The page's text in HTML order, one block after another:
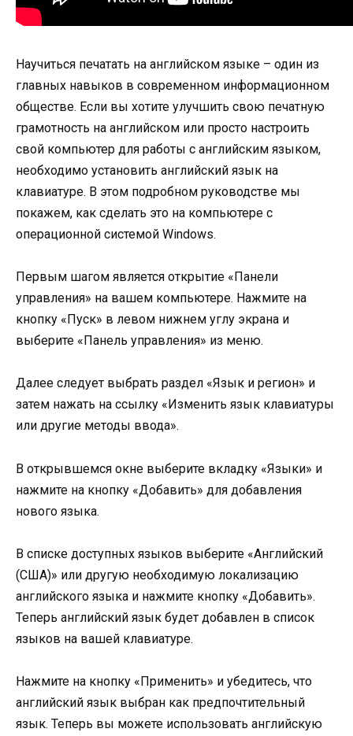
Научиться печатать на английском языке – один из
главных навыков в современном информационном
обществе. Если вы хотите улучшить свою печатную
грамотность на английском или просто настроить
свой компьютер для работы с английским языком,
необходимо установить английский язык на
клавиатуре. В этом подробном руководстве мы
покажем, как сделать это на компьютере с
операционной системой Windows.
Первым шагом является открытие «Панели
управления» на вашем компьютере. Нажмите на
кнопку «Пуск» в левом нижнем углу экрана и
выберите «Панель управления» из меню.
Далее следует выбрать раздел «Язык и регион» и
затем нажать на ссылку «Изменить язык клавиатуры
или другие методы ввода».
В открывшемся окне выберите вкладку «Языки» и
нажмите на кнопку «Добавить» для добавления
нового языка.
В списке доступных языков выберите «Английский
(США)» или другую необходимую локализацию
английского языка и нажмите кнопку «Добавить».
Теперь английский язык будет добавлен в список
языков на вашей клавиатуре.
Нажмите на кнопку «Применить» и убедитесь, что
английский язык выбран как предпочтительный
язык. Теперь вы можете использовать английскую